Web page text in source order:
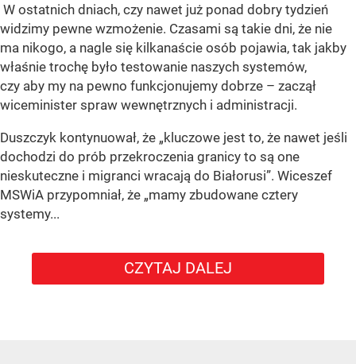
W ostatnich dniach, czy nawet już ponad dobry tydzień
widzimy pewne wzmożenie. Czasami są takie dni, że nie
ma nikogo, a nagle się kilkanaście osób pojawia, tak jakby
właśnie trochę było testowanie naszych systemów,
czy aby my na pewno funkcjonujemy dobrze – zaczął
wiceminister spraw wewnętrznych i administracji.
Duszczyk kontynuował, że „kluczowe jest to, że nawet jeśli
dochodzi do prób przekroczenia granicy to są one
nieskuteczne i migranci wracają do Białorusi”. Wiceszef
MSWiA przypomniał, że „mamy zbudowane cztery
systemy...
CZYTAJ DALEJ